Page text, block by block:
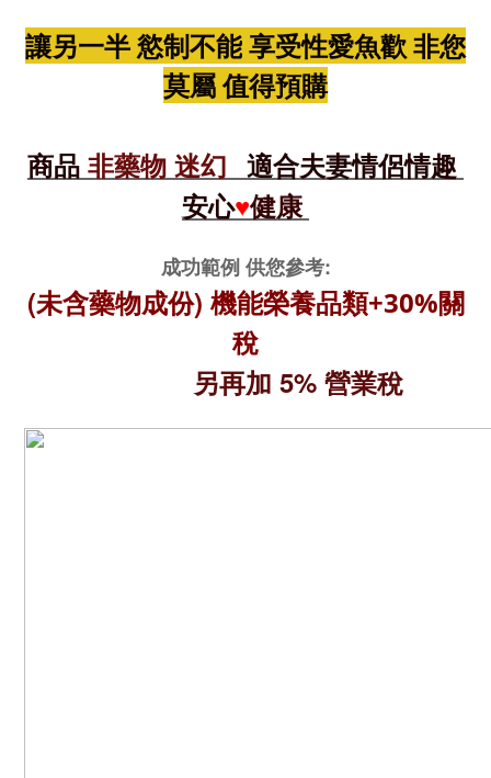
讓另一半 慾制不能享受性愛魚歡 非您
莫屬 值得預購
商品 非藥物 迷幻 適合夫妻情侶情趣
安心♥健康
成功範例 供您參考:
(未含藥物成份) 機能榮養品類+30%關
稅
另再加 5% 營業稅